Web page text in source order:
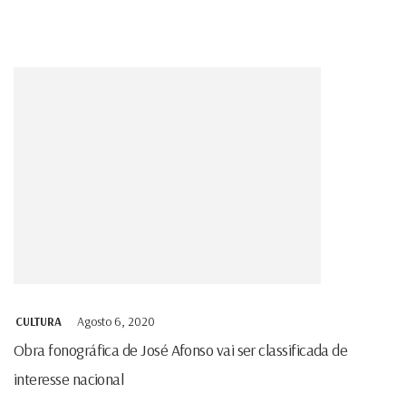
CULTURA Agosto 6, 2020
Obra fonográfica de José Afonso vai ser classificada de
interesse nacional